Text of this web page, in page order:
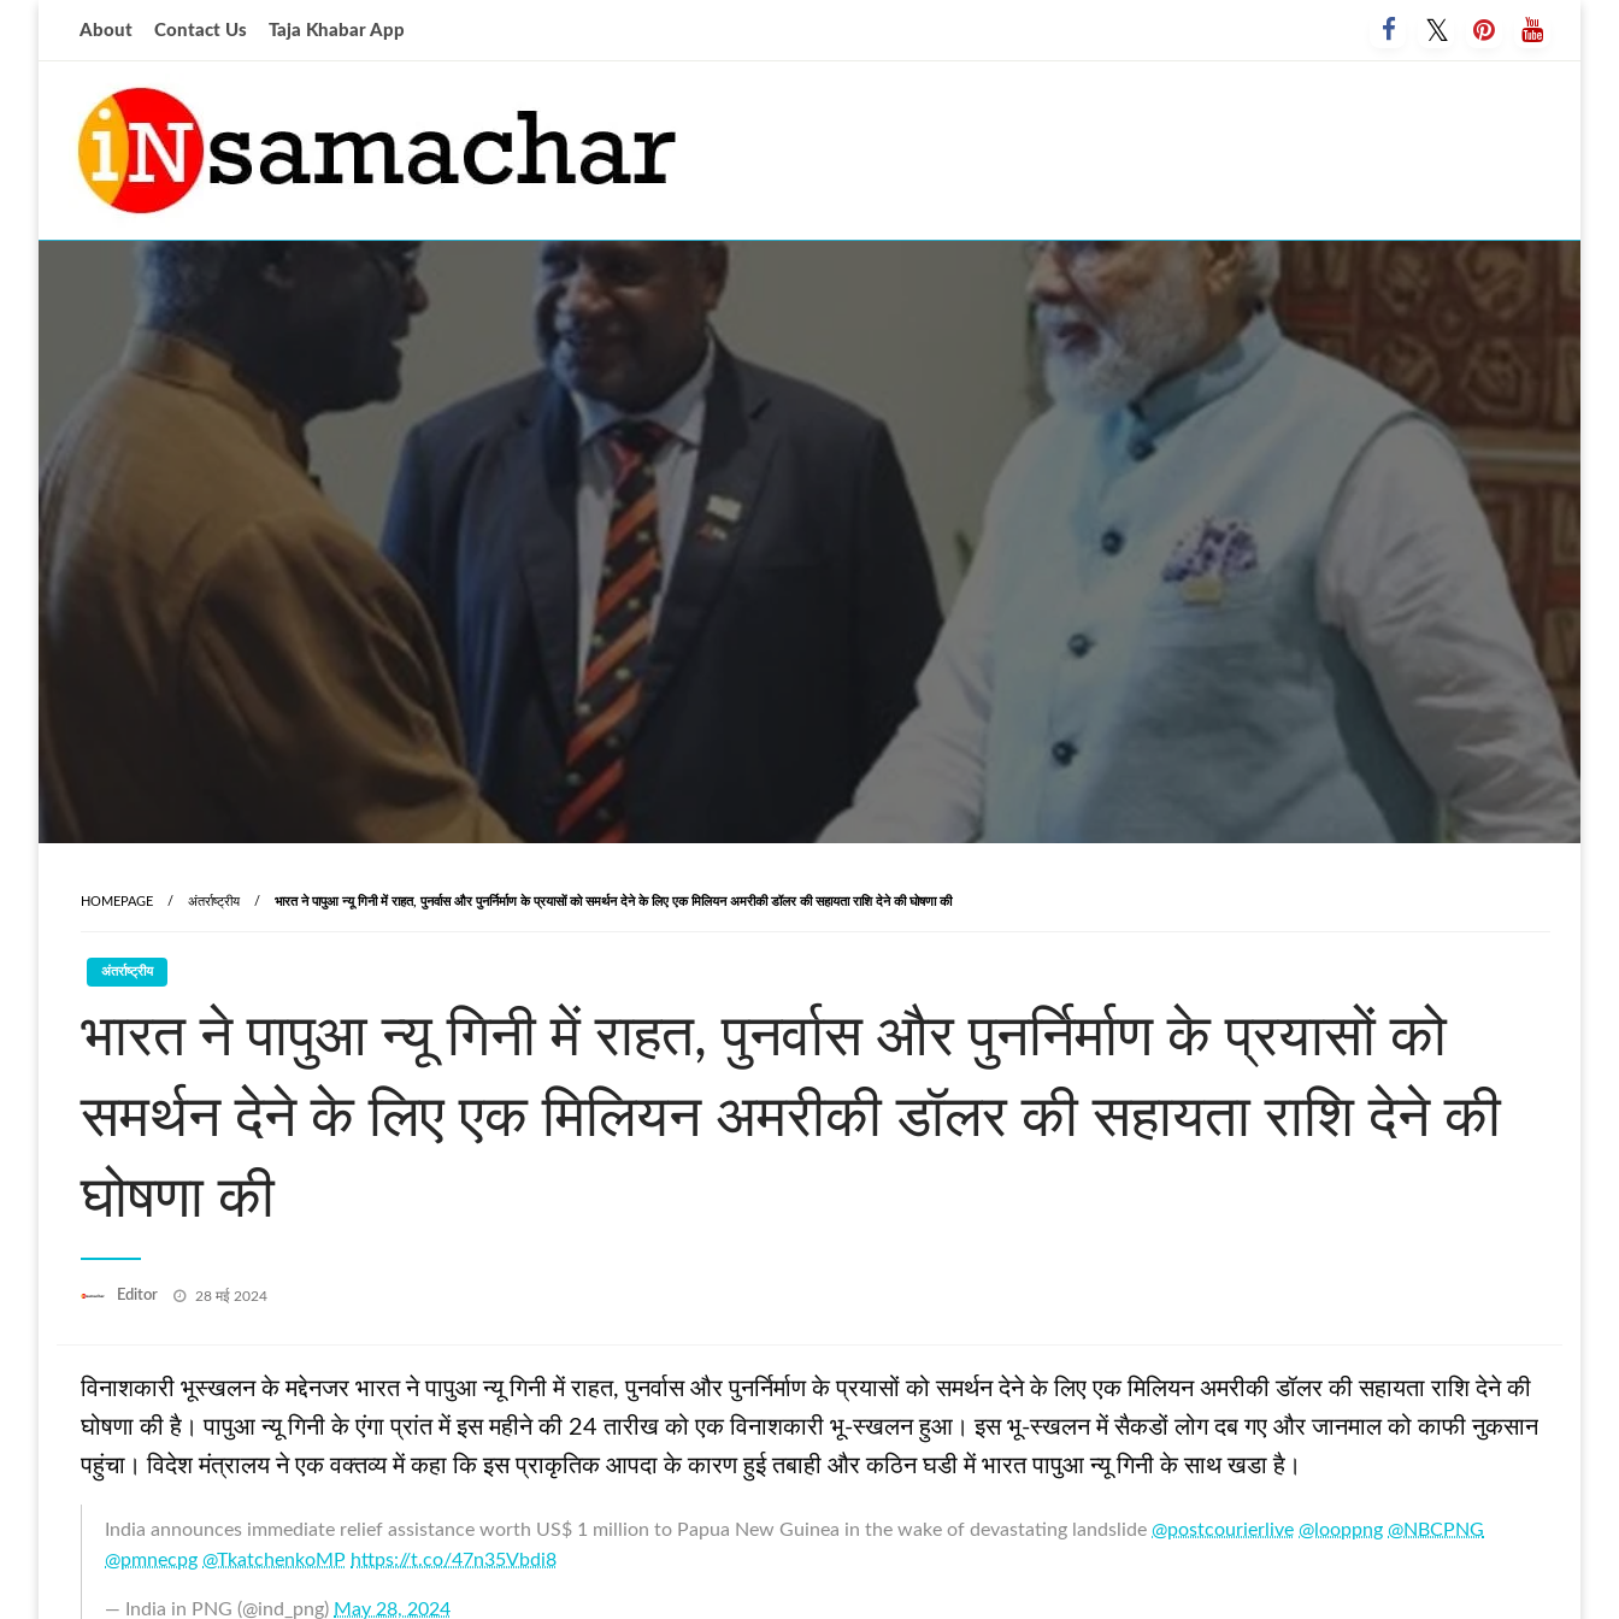
About Contact Us Taja Khabar App
insamachar
आज की ताजा खबर
HOMEPAGE अंतर्राष्ट्रीय भारत ने पापुआ न्‍यू गिनी में राहत, पुनर्वास और पुनर्निर्माण के प्रयासों को समर्थन देने के लिए एक मिलियन अमरीकी डॉलर की सहायता राशि देने की घोषणा की
अंतर्राष्ट्रीय
भारत ने पापुआ न्‍यू गिनी में राहत, पुनर्वास और पुनर्निर्माण के प्रयासों को
समर्थन देने के लिए एक मिलियन अमरीकी डॉलर की सहायता राशि देने की
घोषणा की
Editor
Posted
28 मई 2024
विनाशकारी भूस्‍खलन के मद्देनजर भारत ने पापुआ न्‍यू गिनी में राहत, पुनर्वास और पुनर्निर्माण के प्रयासों को समर्थन देने के लिए एक मिलियन अमरीकी डॉलर की सहायता राशि देने की
घोषणा की है। पापुआ न्‍यू गिनी के एंगा प्रांत में इस महीने की 24 तारीख को एक विनाशकारी भू-स्‍खलन हुआ। इस भू-स्‍खलन में सैकडों लोग दब गए और जानमाल को काफी नुकसान
पहुंचा। विदेश मंत्रालय ने एक वक्‍तव्‍य में कहा कि इस प्राकृतिक आपदा के कारण हुई तबाही और कठिन घडी में भारत पापुआ न्‍यू गिनी के साथ खडा है।
India announces immediate relief assistance worth US$ 1 million to Papua New Guinea in the wake of devastating landslide @postcourierlive @looppng @NBCPNG
@pmnecpg @TkatchenkoMP https://t.co/47n35Vbdi8
— India in PNG (@ind_png) May 28, 2024